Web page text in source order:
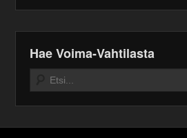
Hae Voima-Vahtilasta
Search